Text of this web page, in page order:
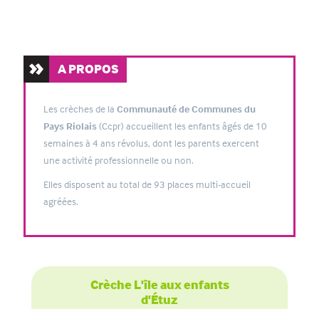
A PROPOS
Les crèches de la Communauté de Communes du
Pays Riolais(Ccpr) accueillent les enfants âgés de 10
semaines à 4 ans révolus, dont les parents exercent
une activité professionnelle ou non.
Elles disposent au total de 93 places multi-accueil
agréées.
Crèche L'île aux enfants
d'Étuz